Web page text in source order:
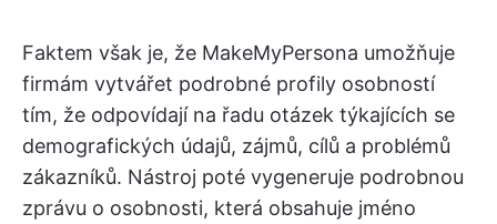
Faktem však je, že MakeMyPersona umožňuje
firmám vytvářet podrobné profily osobností
tím, že odpovídají na řadu otázek týkajících se
demografických údajů, zájmů, cílů a problémů
zákazníků. Nástroj poté vygeneruje podrobnou
zprávu o osobnosti, která obsahuje jméno